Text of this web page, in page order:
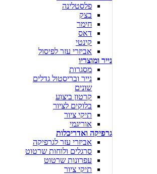
פלסטלינה
בצק
חימר
דאס
קינטי
אביזרי עזר לפיסול
נייר ומוצריו
מסגרות
נייר ובריסטול גדלים
שונים
קרטון ביצוע
בלוקים לציור
תיקי ציור
אוריגמי
גרפיקה ואדריכלות
אביזרי עזר לגרפיקה
סרגלים ולוחות שרטוט
עפרונות שרטוט
תיקי ציור